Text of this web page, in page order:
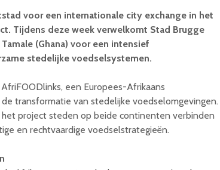
voor een internationale city exchange in het
Tijdens deze week verwelkomt Stad Brugge
(Ghana) voor een intensief
stedelijke voedselsystemen.
een Europees-Afrikaans
transformatie van stedelijke voedselomgevingen.
project steden op beide continenten verbinden
en rechtvaardige voedselstrategieën.